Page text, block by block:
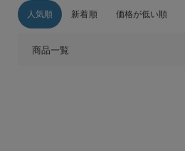
人気順 新着順 価格が低い順
商品一覧